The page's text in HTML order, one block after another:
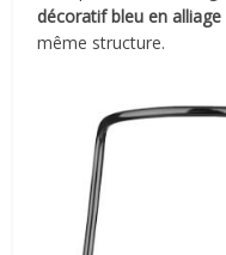
décoratif bleu en
même structure.